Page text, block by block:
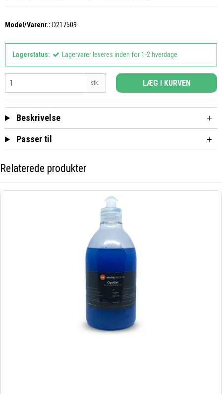
Model/Varenr.: D217509
Lagerstatus: Lagervarer leveres inden for 1-2 hverdage
stk. LÆG I KURVEN
Beskrivelse
Passer til
Relaterede produkter